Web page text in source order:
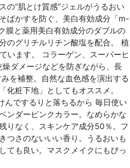
の“肌とけ質感”ジェルがうるおい
ばかすを防ぐ、美白有効成分「m-
膜と薬用美白有効成分のダブルの
のグリチルリチン酸塩を配合。 植
います。 コラーゲン、スーパーヒ
ダメージなどを防ぎながら、長
を補整。自然な血色感を演出する
化粧下地」としてもオススメ。
でするりと落ちるから 毎日使い
ンダーピンクカラー。なめらかな
りなく、スキンケア成分50％。フ
つさのないいい香り。うるおいも
ても良い。マスクメイクにもぴっ